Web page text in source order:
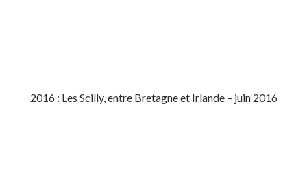
2016 : Les Scilly, entre Bretagne et Irlande – juin 2016